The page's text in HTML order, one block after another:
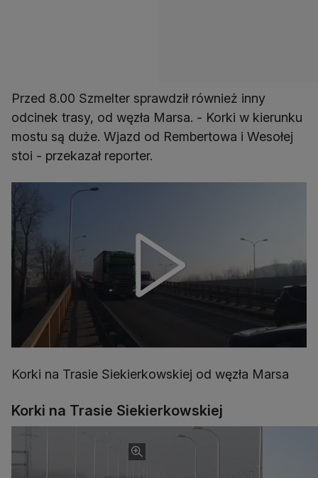
Przed 8.00 Szmelter sprawdził również inny
odcinek trasy, od węzła Marsa. - Korki w kierunku
mostu są duże. Wjazd od Rembertowa i Wesołej
stoi - przekazał reporter.
Korki na Trasie Siekierkowskiej od węzła Marsa
Korki na Trasie Siekierkowskiej